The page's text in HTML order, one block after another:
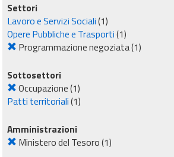
Settori
Lavoro e Servizi Sociali(1)
Opere Pubbliche e Trasporti(1)
Programmazione negoziata(1)
Sottosettori
Occupazione(1)
Patti territoriali(1)
Amministrazioni
Ministero del Tesoro(1)